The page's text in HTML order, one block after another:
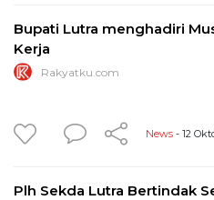
Bupati Lutra menghadiri
Kerja
Rakyatku.com
News - 12
Plh Sekda Lutra Bertindak